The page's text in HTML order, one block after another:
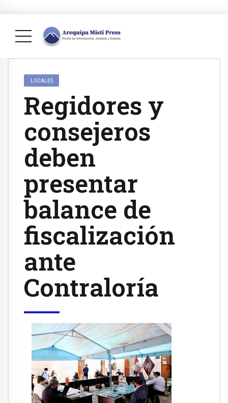
LOCALES
Regidores y
consejeros
deben
presentar
balance de
fiscalización
ante
Contraloría